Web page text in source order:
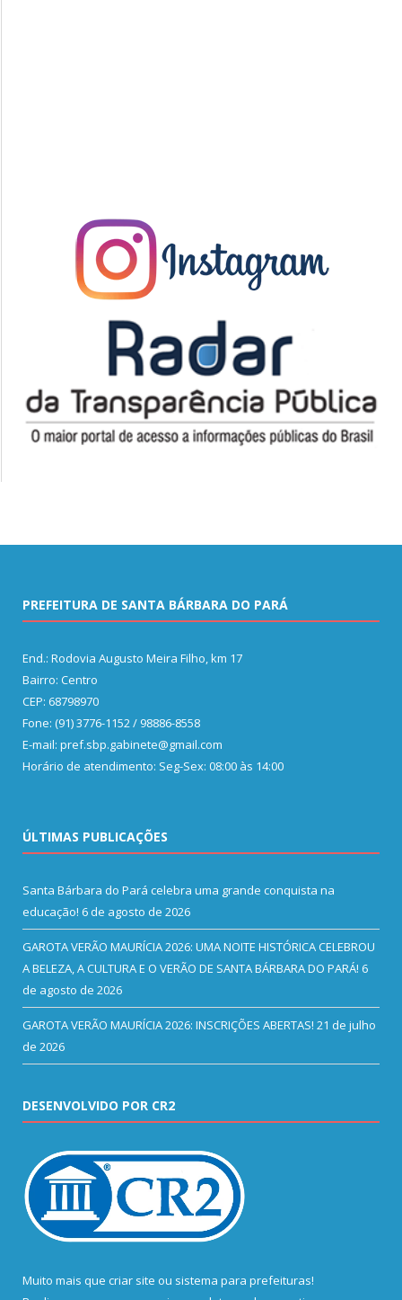
PREFEITURA DE SANTA BÁRBARA DO PARÁ
End.: Rodovia Augusto Meira Filho, km 17
Bairro: Centro
CEP: 68798970
Fone: (91) 3776-1152 / 98886-8558
E-mail: pref.sbp.gabinete@gmail.com
Horário de atendimento: Seg-Sex: 08:00 às 14:00
ÚLTIMAS PUBLICAÇÕES
Santa Bárbara do Pará celebra uma grande conquista na
educação! 6 de agosto de 2026
GAROTA VERÃO MAURÍCIA 2026: UMA NOITE HISTÓRICA CELEBROU
A BELEZA, A CULTURA E O VERÃO DE SANTA BÁRBARA DO PARÁ! 6
de agosto de 2026
GAROTA VERÃO MAURÍCIA 2026: INSCRIÇÕES ABERTAS! 21 de julho
de 2026
DESENVOLVIDO POR CR2
Muito mais que criar site ou sistema para prefeituras!